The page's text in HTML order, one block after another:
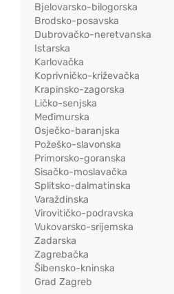
Bjelovarsko-bilogorska
Brodsko-posavska
Dubrovačko-neretvanska
Istarska
Karlovačka
Koprivničko-križevačka
Krapinsko-zagorska
Ličko-senjska
Međimurska
Osječko-baranjska
Požeško-slavonska
Primorsko-goranska
Sisačko-moslavačka
Splitsko-dalmatinska
Varaždinska
Virovitičko-podravska
Vukovarsko-srijemska
Zadarska
Zagrebačka
Šibensko-kninska
Grad Zagreb